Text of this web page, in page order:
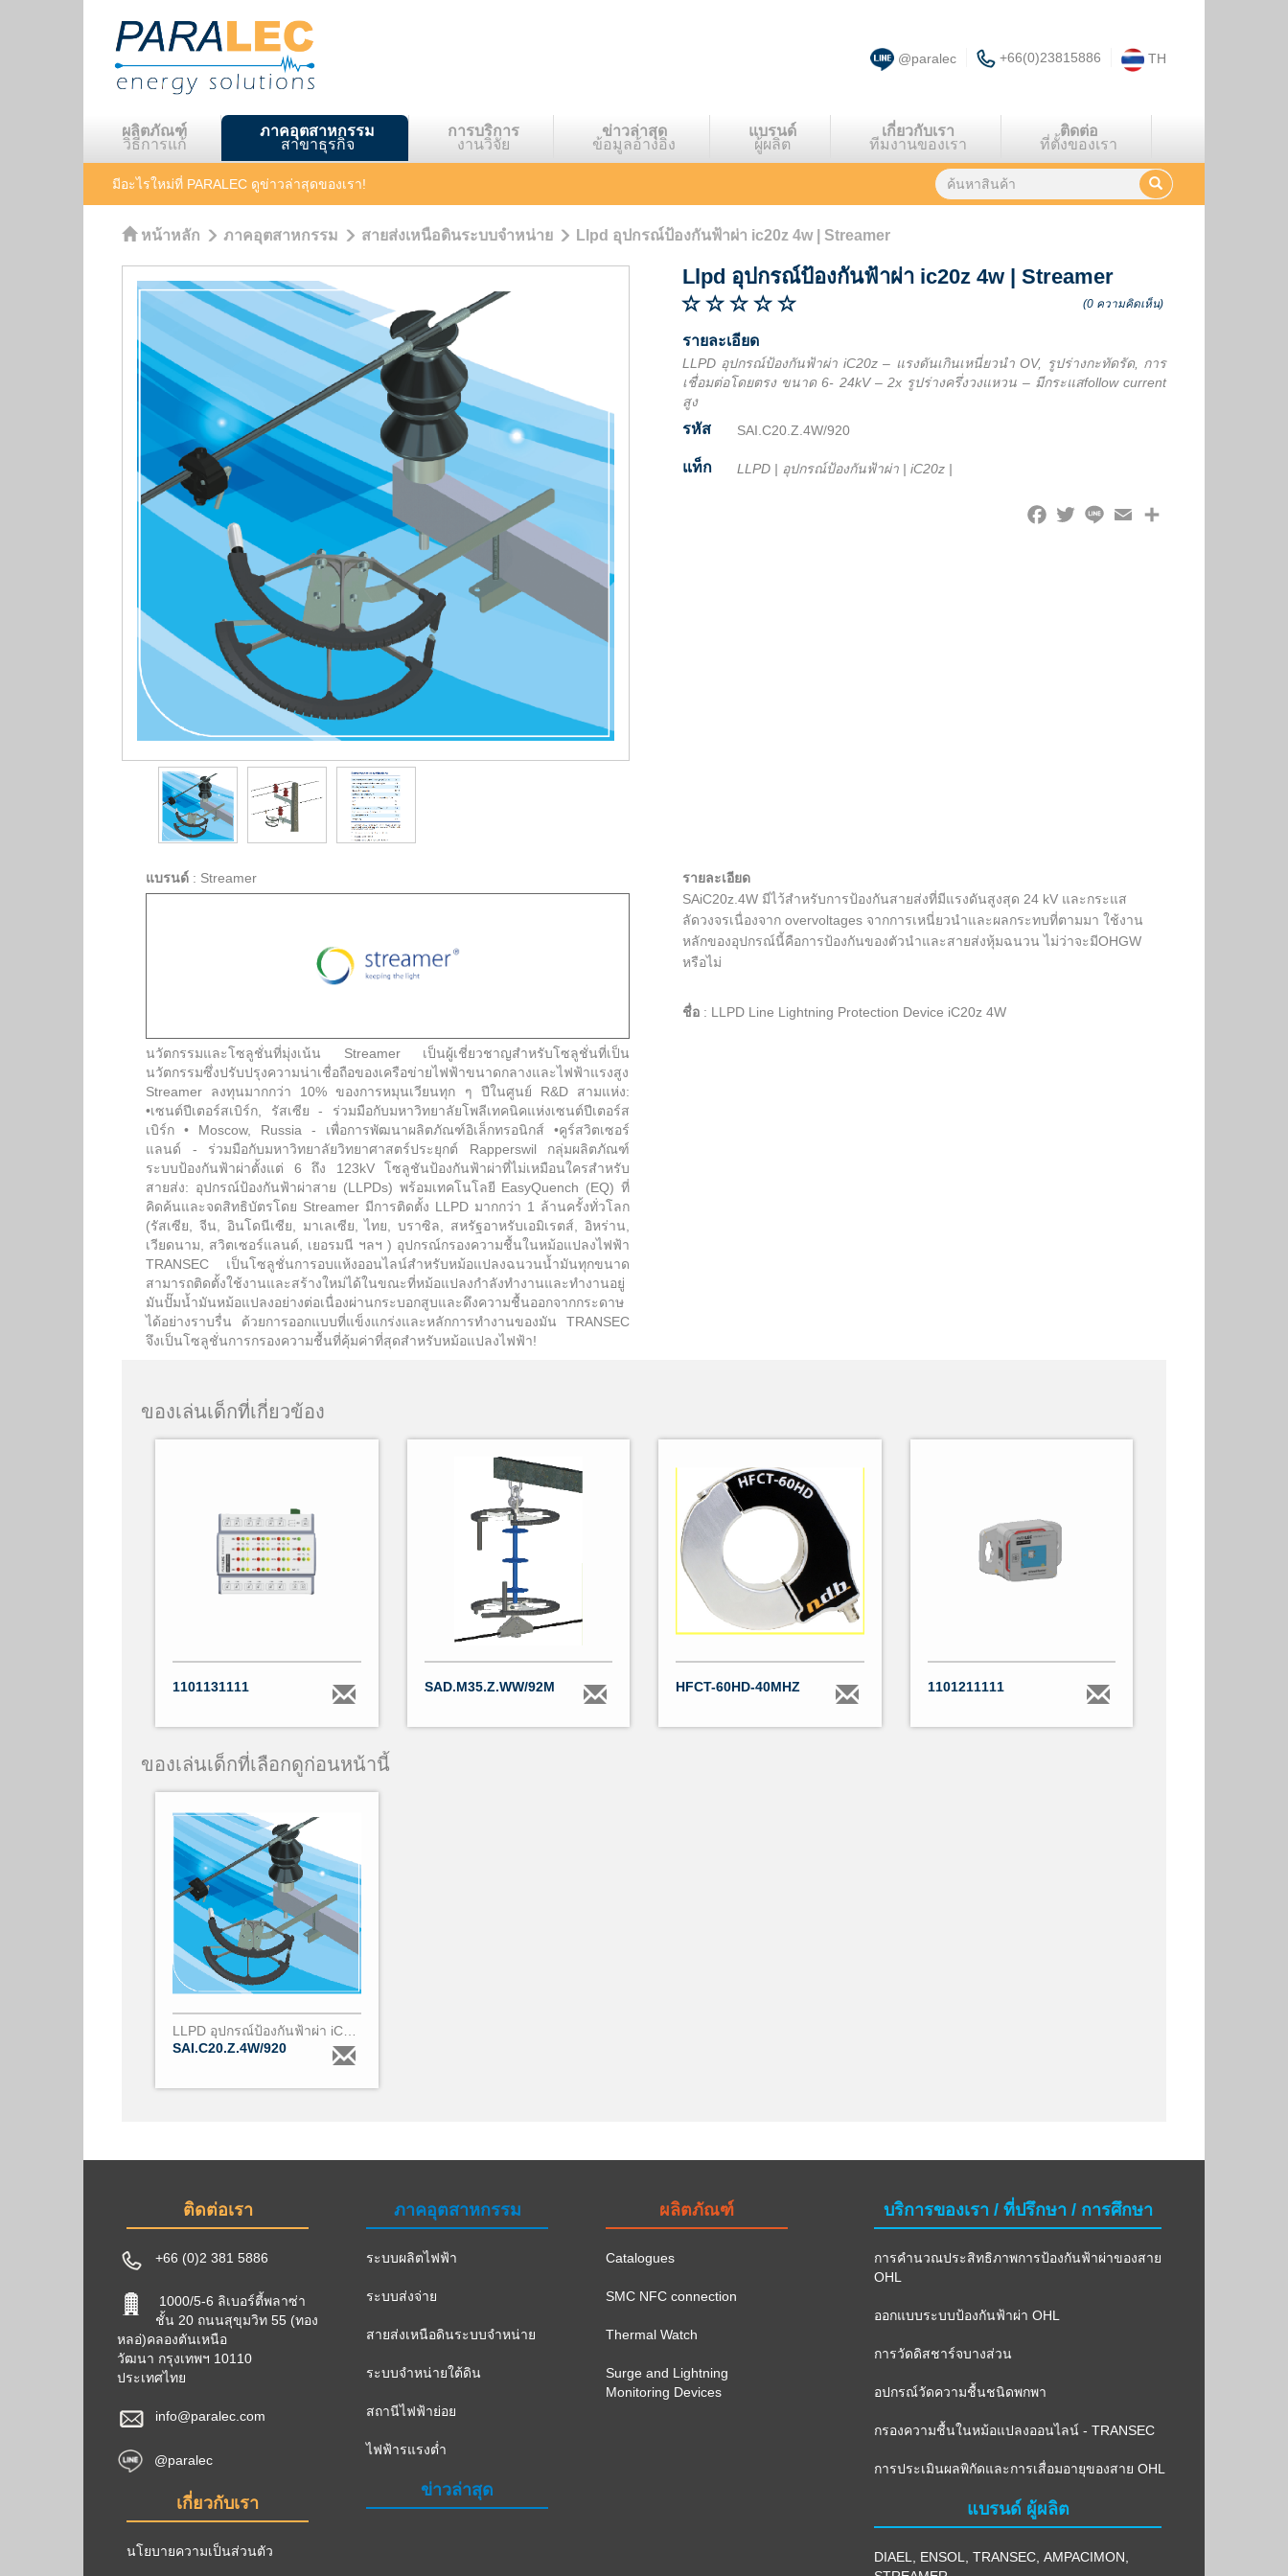
@paralec +66(0)23815886 TH
ผลิตภัณฑ์
วิธีการแก้
ภาคอุตสาหกรรม
สาขาธุรกิจ
การบริการ
งานวิจัย
ข่าวล่าสุด
ข้อมูลอ้างอิง
แบรนด์
ผู้ผลิต
เกี่ยวกับเรา
ทีมงานของเรา
ติดต่อ
ที่ตั้งของเรา
มีอะไรใหม่ที่ PARALEC ดูข่าวล่าสุดของเรา!
หน้าหลัก ภาคอุตสาหกรรม สายส่งเหนือดินระบบจำหน่าย Llpd อุปกรณ์ป้องกันฟ้าผ่า ic20z 4w | Streamer
Llpd อุปกรณ์ป้องกันฟ้าผ่า ic20z 4w | Streamer
(0 ความคิดเห็น)
รายละเอียด
LLPD อุปกรณ์ป้องกันฟ้าผ่า iC20z – แรงดันเกินเหนี่ยวนำ OV, รูปร่างกะทัดรัด, การ
เชื่อมต่อโดยตรง ขนาด 6- 24kV – 2x รูปร่างครึ่งวงแหวน – มีกระแสfollow current
สูง
รหัส SAI.C20.Z.4W/920
แท็ก LLPD | อุปกรณ์ป้องกันฟ้าผ่า |iC20z |
รายละเอียด
SAiC20z.4W มีไว้สำหรับการป้องกันสายส่งที่มีแรงดันสูงสุด 24 kV และกระแส
ลัดวงจรเนื่องจาก overvoltages จากการเหนี่ยวนำและผลกระทบที่ตามมา ใช้งาน
หลักของอุปกรณ์นี้คือการป้องกันของตัวนำและสายส่งหุ้มฉนวน ไม่ว่าจะมีOHGW
หรือไม่
ชื่อ : LLPD Line Lightning Protection Device iC20z 4W
แบรนด์ : Streamer
นวัตกรรมและโซลูชั่นที่มุ่งเน้น Streamer เป็นผู้เชี่ยวชาญสำหรับโซลูชั่นที่เป็น
นวัตกรรมซึ่งปรับปรุงความน่าเชื่อถือของเครือข่ายไฟฟ้าขนาดกลางและไฟฟ้าแรงสูง
Streamer ลงทุนมากกว่า 10% ของการหมุนเวียนทุก ๆ ปีในศูนย์ R&D สามแห่ง:
•เซนต์ปีเตอร์สเบิร์ก, รัสเซีย - ร่วมมือกับมหาวิทยาลัยโพลีเทคนิคแห่งเซนต์ปีเตอร์ส
เบิร์ก • Moscow, Russia - เพื่อการพัฒนาผลิตภัณฑ์อิเล็กทรอนิกส์ •คูร์สวิตเซอร์
แลนด์ - ร่วมมือกับมหาวิทยาลัยวิทยาศาสตร์ประยุกต์ Rapperswil กลุ่มผลิตภัณฑ์
ระบบป้องกันฟ้าผ่าตั้งแต่ 6 ถึง 123kV โซลูชันป้องกันฟ้าผ่าที่ไม่เหมือนใครสำหรับ
สายส่ง: อุปกรณ์ป้องกันฟ้าผ่าสาย (LLPDs) พร้อมเทคโนโลยี EasyQuench (EQ) ที่
คิดค้นและจดสิทธิบัตรโดย Streamer มีการติดตั้ง LLPD มากกว่า 1 ล้านครั้งทั่วโลก
(รัสเซีย, จีน, อินโดนีเซีย, มาเลเซีย, ไทย, บราซิล, สหรัฐอาหรับเอมิเรตส์, อิหร่าน,
เวียดนาม, สวิตเซอร์แลนด์, เยอรมนี ฯลฯ ) อุปกรณ์กรองความชื้นในหม้อแปลงไฟฟ้า
TRANSEC เป็นโซลูชั่นการอบแห้งออนไลน์สำหรับหม้อแปลงฉนวนน้ำมันทุกขนาด
สามารถติดตั้งใช้งานและสร้างใหม่ได้ในขณะที่หม้อแปลงกำลังทำงานและทำงานอยู่
มันปั๊มน้ำมันหม้อแปลงอย่างต่อเนื่องผ่านกระบอกสูบและดึงความชื้นออกจากกระดาษ
ได้อย่างราบรื่น ด้วยการออกแบบที่แข็งแกร่งและหลักการทำงานของมัน TRANSEC
จึงเป็นโซลูชั่นการกรองความชื้นที่คุ้มค่าที่สุดสำหรับหม้อแปลงไฟฟ้า!
ของเล่นเด็กที่เกี่ยวข้อง
1101131111 SAD.M35.Z.WW/92M HFCT-60HD-40MHZ 1101211111
ของเล่นเด็กที่เลือกดูก่อนหน้านี้
LLPD อุปกรณ์ป้องกันฟ้าผ่า iC20z 4W
SAI.C20.Z.4W/920
ติดต่อเรา
+66 (0)2 381 5886
1000/5-6 ลิเบอร์ตี้พลาซ่า
ชั้น 20 ถนนสุขุมวิท 55 (ทอง
หลอ่)คลองตันเหนือ
วัฒนา กรุงเทพฯ 10110
ประเทศไทย
info@paralec.com
@paralec
เกี่ยวกับเรา
นโยบายความเป็นส่วนตัว
ภาคอุตสาหกรรม
ระบบผลิตไฟฟ้า
ระบบส่งจ่าย
สายส่งเหนือดินระบบจำหน่าย
ระบบจำหน่ายใต้ดิน
สถานีไฟฟ้าย่อย
ไฟฟ้ารแรงต่ำ
ข่าวล่าสุด
ผลิตภัณฑ์
Catalogues
SMC NFC connection
Thermal Watch
Surge and Lightning
Monitoring Devices
บริการของเรา / ที่ปรึกษา / การศึกษา
การคำนวณประสิทธิภาพการป้องกันฟ้าผ่าของสาย
OHL
ออกแบบระบบป้องกันฟ้าผ่า OHL
การวัดดิสชาร์จบางส่วน
อปกรณ์วัดความชื้นชนิดพกพา
กรองความชื้นในหม้อแปลงออนไลน์ - TRANSEC
การประเมินผลพิกัดและการเสื่อมอายุของสาย OHL
แบรนด์ ผู้ผลิต
DIAEL, ENSOL, TRANSEC, AMPACIMON,